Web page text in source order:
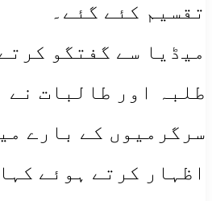
تقسیم کئے گئے۔
میڈیا سے گفتگو
طلبہ اور طالبات نے
سرگرمیوں کے بارے
اظہار کرتے ہوئے